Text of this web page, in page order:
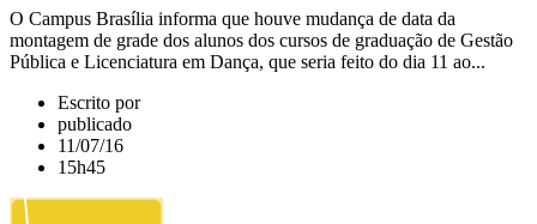
O Campus Brasília informa que houve mudança de data da
montagem de grade dos alunos dos cursos de graduação de Gestão
Pública e Licenciatura em Dança, que seria feito do dia 11 ao...
Escrito por
publicado
11/07/16
15h45